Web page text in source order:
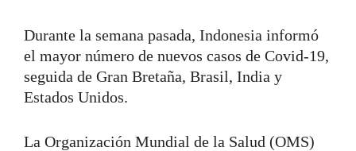
Durante la semana pasada, Indonesia informó
el mayor número de nuevos casos de Covid-19,
seguida de Gran Bretaña, Brasil, India y
Estados Unidos.
La Organización Mundial de la Salud (OMS)